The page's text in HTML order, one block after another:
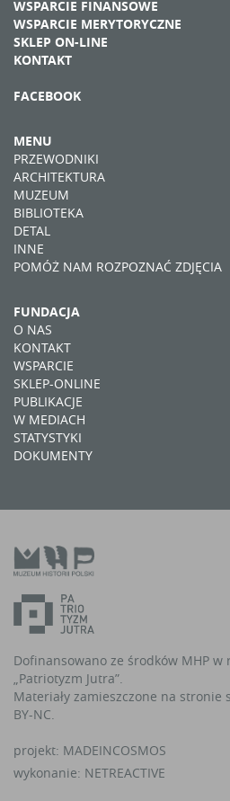
WSPARCIE FINANSOWE
WSPARCIE MERYTORYCZNE
SKLEP ON-LINE
KONTAKT
FACEBOOK
MENU
PRZEWODNIKI
ARCHITEKTURA
MUZEUM
BIBLIOTEKA
DETAL
INNE
POMÓŻ NAM ROZPOZNAĆ ZDJĘCIA
FUNDACJA
O NAS
KONTAKT
WSPARCIE
SKLEP-ONLINE
PUBLIKACJE
W MEDIACH
STATYSTYKI
DOKUMENTY
Dofinansowano ze środków MHP w
„Patriotyzm Jutra”.
Materiały zamieszczone na stronie
BY-NC.
projekt: MADEINCOSMOS
wykonanie: NETREACTIVE